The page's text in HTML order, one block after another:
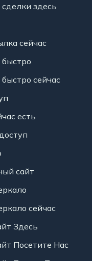
здесь
сейчас
сейчас
есть
сайт
сейчас
Здесь
Посетите Нас